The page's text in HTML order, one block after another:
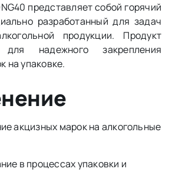
представляет собой горячий
разработанный для задач
продукции. Продукт
для надежного закрепления
на упаковке.
акцизных марок на алкогольные
в процессах упаковки и